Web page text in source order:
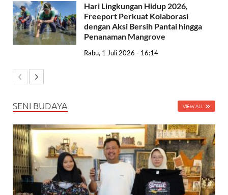
Hari Lingkungan Hidup 2026,
Freeport Perkuat Kolaborasi
dengan Aksi Bersih Pantai hingga
Penanaman Mangrove
Rabu, 1 Juli 2026 - 16:14
SENI BUDAYA VIEW ALL